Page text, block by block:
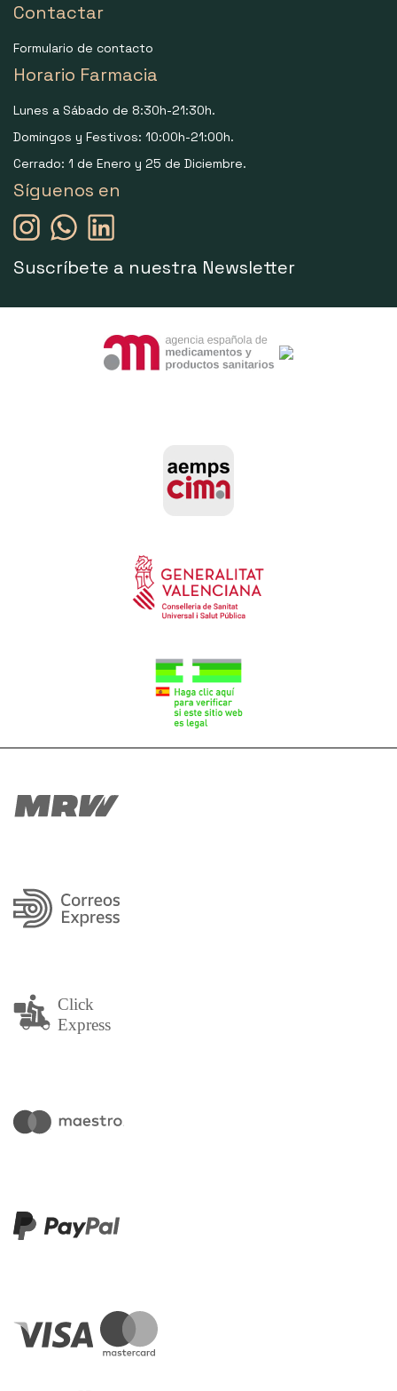
Contactar
Formulario de contacto
Horario Farmacia
Lunes a Sábado de 8:30h-21:30h.
Domingos y Festivos: 10:00h-21:00h.
Cerrado: 1 de Enero y 25 de Diciembre.
Síguenos en
Suscríbete a nuestra Newsletter